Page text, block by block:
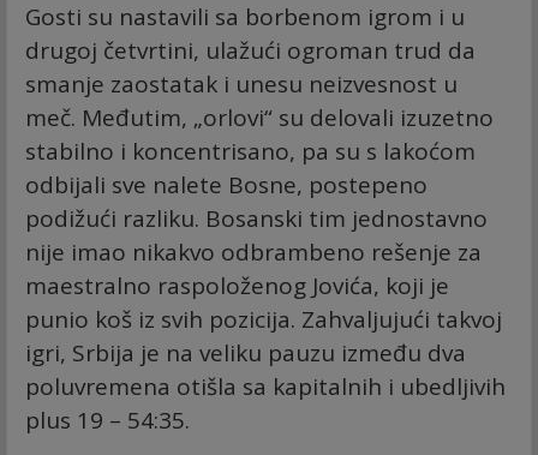
Gosti su nastavili sa borbenom igrom i u
drugoj četvrtini, ulažući ogroman trud da
smanje zaostatak i unesu neizvesnost u
meč. Međutim, „orlovi“ su delovali izuzetno
stabilno i koncentrisano, pa su s lakoćom
odbijali sve nalete Bosne, postepeno
podižući razliku. Bosanski tim jednostavno
nije imao nikakvo odbrambeno rešenje za
maestralno raspoloženog Jovića, koji je
punio koš iz svih pozicija. Zahvaljujući takvoj
igri, Srbija je na veliku pauzu između dva
poluvremena otišla sa kapitalnih i ubedljivih
plus 19 – 54:35.